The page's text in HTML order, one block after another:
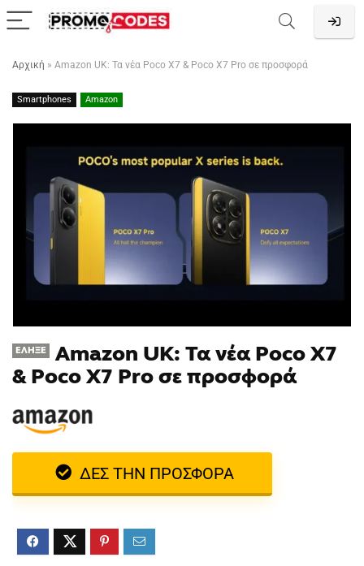
Αρχική » Amazon UK: Τα νέα Poco X7 & Poco X7 Pro σε προσφορά
Smartphones Amazon
ΈΛΗΞΕ
Amazon UK: Τα νέα Poco X7
& Poco X7 Pro σε προσφορά
ΔΕΣ ΤΗΝ ΠΡΟΣΦΟΡΑ